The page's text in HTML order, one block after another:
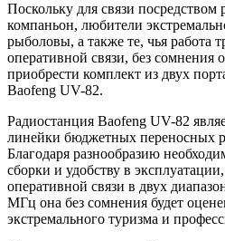
Поскольку для связи посредством
компаньон, любители
рыболовы, а также те, чья работа
оперативной связи, без сомнения
приобрести комплект из двух
Baofeng UV-82.
Радиостанция Baofeng UV-82
линейки бюджетных переносных
Благодаря разнообразию
сборки и удобству в
оперативной связи в двух
МГц она без сомнения будет
экстремального туризма и